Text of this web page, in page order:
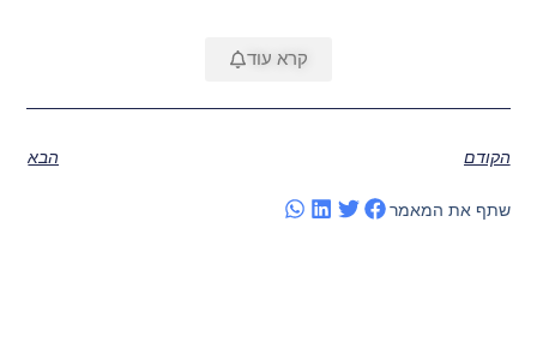
קרא עוד
הקודם הבא
שתף את המאמר